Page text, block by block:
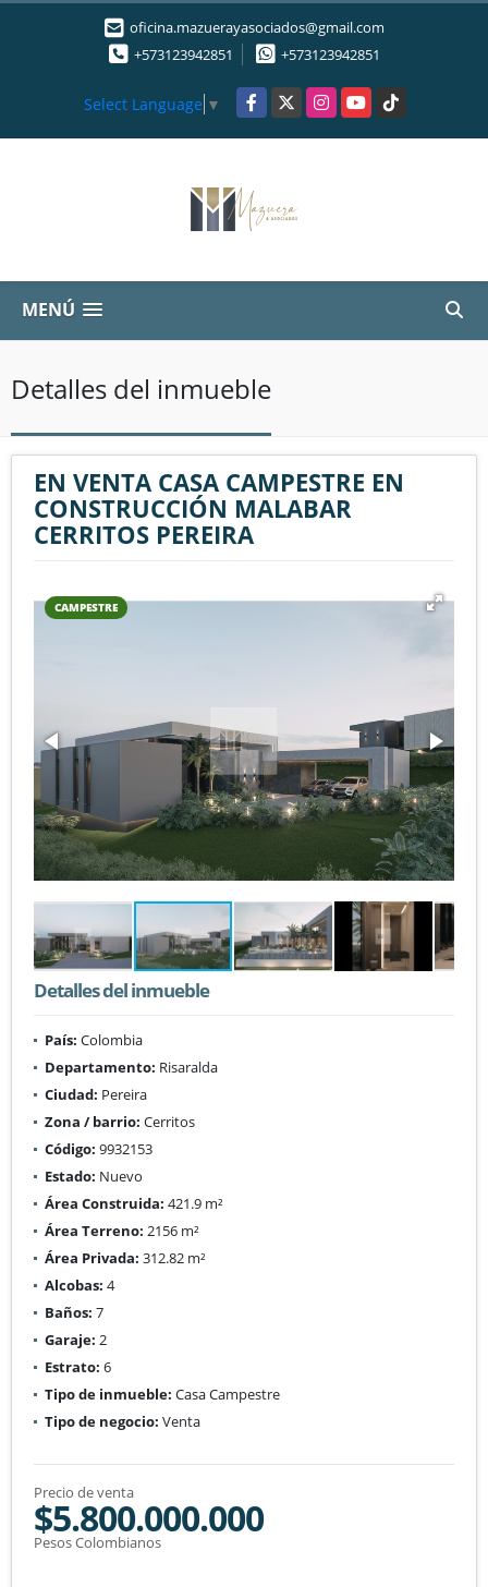
oficina.mazuerayasociados@gmail.com
+573123942851
+573123942851
Select Language ▼ Facebook
X InstagramYouTubeTikTok
MENÚ
Detalles del inmueble
EN VENTA CASA CAMPESTRE EN
CONSTRUCCIÓN MALABAR
CERRITOS PEREIRA
CAMPESTRE
Detalles del inmueble
País: Colombia
Departamento: Risaralda
Ciudad: Pereira
Zona / barrio: Cerritos
Código: 9932153
Estado: Nuevo
Área Construida: 421.9 m²
Área Terreno: 2156 m²
Área Privada: 312.82 m²
Alcobas: 4
Baños: 7
Garaje: 2
Estrato: 6
Tipo de inmueble: Casa Campestre
Tipo de negocio: Venta
Precio de venta
$5.800.000.000
Pesos Colombianos